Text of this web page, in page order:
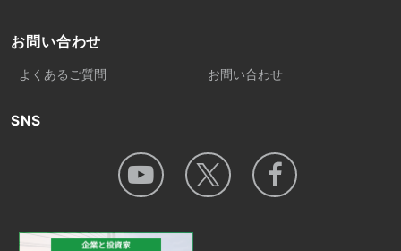
お問い合わせ
よくあるご質問 お問い合わせ
SNS